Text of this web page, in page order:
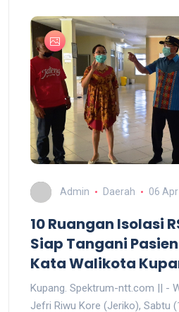
Admin Daerah 06
10 Ruangan Isolasi
Siap Tangani
Kata Walikota
Kupang. Spektrum-ntt.com || -
Jefri Riwu Kore (Jeriko), Sabtu